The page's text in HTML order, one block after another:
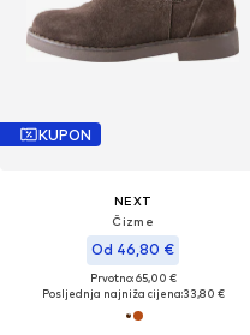
KUPON
NEXT
Čizme
Od 46,80 €
Prvotno: 65,00 €
Posljednja najniža cijena:33,80 €